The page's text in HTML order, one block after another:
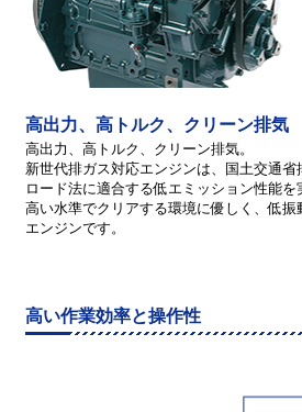
高出力、高トルク、クリーン排気
高出力、高トルク、クリーン排気。
新世代排ガス対応エンジンは、国土交通
ロード法に適合する低エミッション性能を
高い水準でクリアする環境に優しく、低
エンジンです。
高い作業効率と操作性